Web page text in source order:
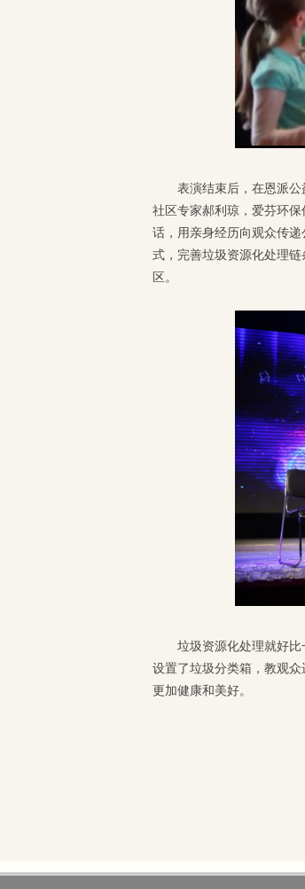
表演结束后，在恩派
社区专家郝利琼，爱芬环
话，用亲身经历向观众传
式，完善垃圾资源化处理
区。
垃圾资源化处理就好
设置了垃圾分类箱，教观
更加健康和美好。